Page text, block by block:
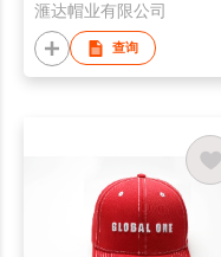
滙达帽业有限公司
查询